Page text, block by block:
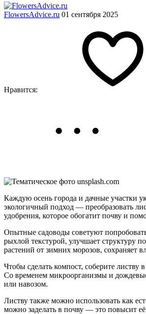
FlowersAdvice.ru 01 сентября 2025
Нравится:
Каждую осень города и дачные участки
экологичный подход — преобразовать
удобрения, которое обогатит почву и
Опытные садоводы советуют попробовать
рыхлой текстурой, улучшает структуру
растений от зимних морозов, сохраняет
Чтобы сделать компост, соберите
Со временем микроорганизмы и
или навозом.
Листву также можно использовать как
можно заделать в почву — это повысит